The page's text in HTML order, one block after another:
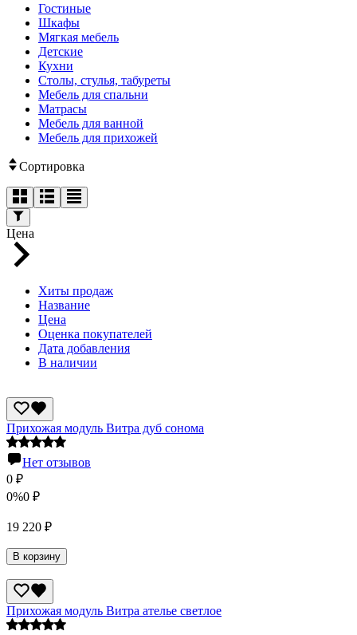
Гостиные
Шкафы
Мягкая мебель
Детские
Кухни
Столы, стулья, табуреты
Мебель для спальни
Матрасы
Мебель для ванной
Мебель для прихожей
Сортировка
Цена
Хиты продаж
Название
Цена
Оценка покупателей
Дата добавления
В наличии
Прихожая модуль Витра дуб сонома
Нет отзывов
0 ₽
0%0 ₽
19 220 ₽
В корзину
Прихожая модуль Витра ателье светлое